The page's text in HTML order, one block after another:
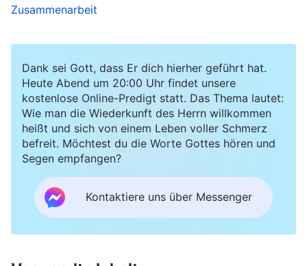
Worten zu haben. Ebenso verhält es sich damit,
und entscheidendste Merkmal eines ehrlichen
Menschen. Du sagst, dass du ehrlich bist, aber
du schiebst Gottes Worte immer in den
Hintergrund deiner Gedanken und machst
einfach, was du willst. Sind das die Merkmale
einer ehrlichen Person? Du sagst: ‚Mein Kaliber
ist zwar dürftig, aber ich habe ein ehrliches
Herz.‘ Doch wenn dir eine Pflicht zufällt, hast du
Zusammenarbeit
Dank sei Gott, dass Er dich hierher geführt hat.
Heute Abend um 20:00 Uhr findet unsere
kostenlose Online-Predigt statt. Das Thema lautet:
Wie man die Wiederkunft des Herrn willkommen
heißt und sich von einem Leben voller Schmerz
befreit. Möchtest du die Worte Gottes hören und
Segen empfangen?
Kontaktiere uns über Messenger